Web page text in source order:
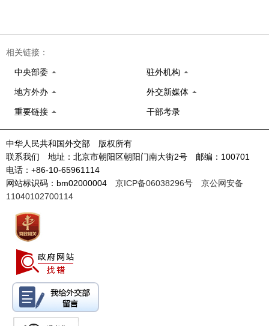
相关链接：
中央部委 驻外机构
地方外办 外交新媒体
重要链接 干部考录
中华人民共和国外交部 版权所有
联系我们 地址：北京市朝阳区朝阳门南大街2号 邮编：100701
电话：+86-10-65961114
网站标识码：bm02000004 京ICP备06038296号
京公网安备
11040102700114